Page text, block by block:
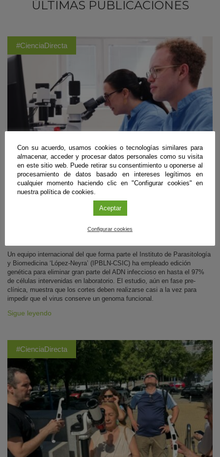
ÚLTIMAS PUBLICACIONES
#CienciaDirecta
Biomedicina
Diseñan unas ‘tijeras moleculares’ que frenan
Un equipo internacional del que forma parte el Instituto de Parasitología
y Biomedicina ‘López-Neyra’ (IPBLN-CSIC) ha empleado edición
genética para eliminar gran parte del ADN infeccioso en hasta el 97%
de células intervenidas en laboratorio. El estudio, aún en fase pre-
clínica, muestra que los cortes deben realizarse casi a la vez para
impedir que el virus conserve un genoma funcional.
Sigue leyendo
#CienciaDirecta
Con su acuerdo, usamos cookies o tecnologías similares para
almacenar, acceder y procesar datos personales como su visita
en este sitio web. Puede retirar su consentimiento u oponerse al
procesamiento de datos basado en intereses legítimos en
cualquier momento haciendo clic en "Configurar cookies" en
nuestra política de cookies.
Aceptar
Configurar cookies